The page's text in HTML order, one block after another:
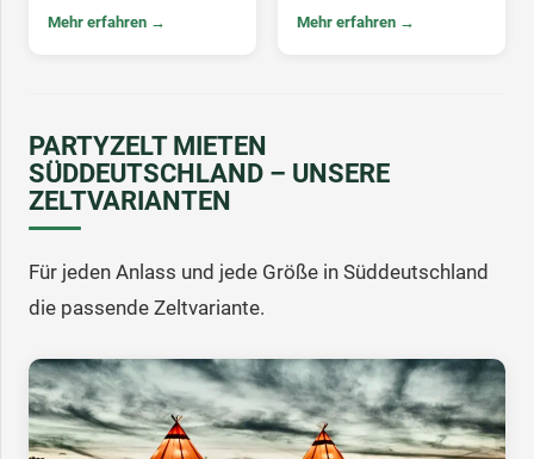
Mehr erfahren →
Mehr erfahren →
PARTYZELT MIETEN
SÜDDEUTSCHLAND – UNSERE
ZELTVARIANTEN
Für jeden Anlass und jede Größe in Süddeutschland
die passende Zeltvariante.